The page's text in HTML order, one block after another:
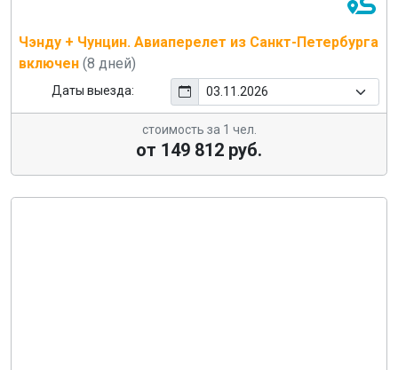
Чэнду + Чунцин. Авиаперелет из Санкт-Петербурга
включен (8 дней)
Даты выезда:
стоимость за 1 чел.
от 149 812 руб.